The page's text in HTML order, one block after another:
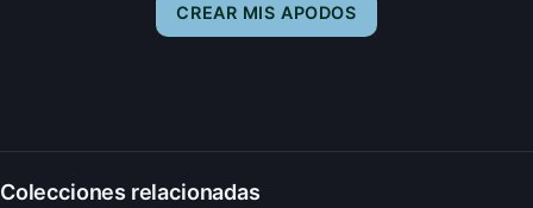
CREAR MIS APODOS
Colecciones relacionadas